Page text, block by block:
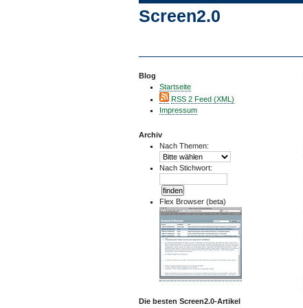
Screen2.0
Blog
Startseite
RSS 2 Feed (XML)
Impressum
Archiv
Nach Themen:
Nach Stichwort:
Flex Browser (beta)
Die besten Screen2.0-Artikel